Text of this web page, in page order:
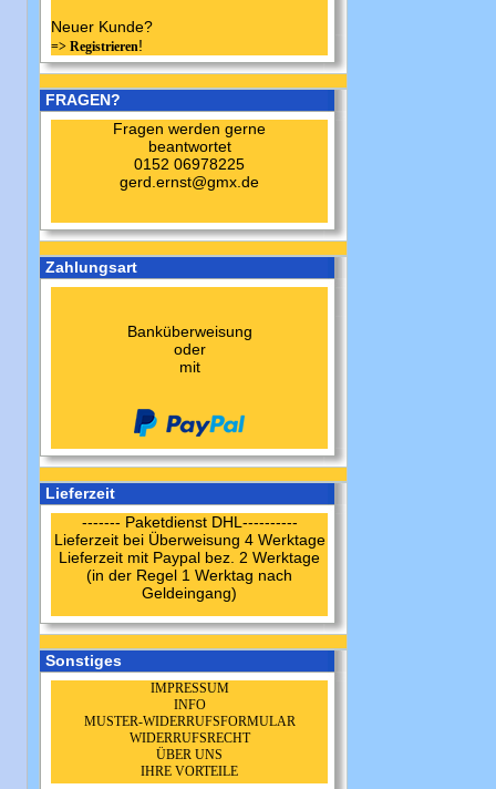
Neuer Kunde?
=> Registrieren!
FRAGEN?
Fragen werden gerne
beantwortet
0152 06978225
gerd.ernst@gmx.de
Zahlungsart
Banküberweisung
oder
mit
Lieferzeit
------- Paketdienst DHL----------
Lieferzeit bei Überweisung 4 Werktage
Lieferzeit mit Paypal bez. 2 Werktage
(in der Regel 1 Werktag nach
Geldeingang)
Sonstiges
IMPRESSUM
INFO
MUSTER-WIDERRUFSFORMULAR
WIDERRUFSRECHT
ÜBER UNS
IHRE VORTEILE